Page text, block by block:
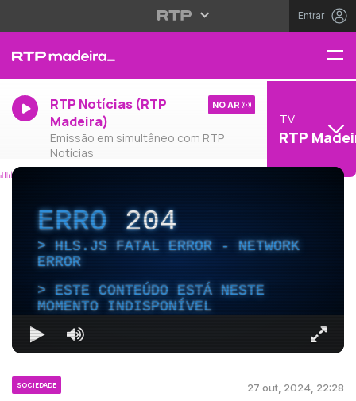
Entrar
RTP Notícias (RTP
Madeira)
Emissão em simultâneo com RTP
Notícias
NO AR
TV
RTP
ERRO204
HLS.JS FATAL ERROR - NETWORK
ERROR
ESTE CONTEÚDO ESTÁ NESTE
MOMENTO INDISPONÍVEL
SOCIEDADE 27 out, 2024, 22:28